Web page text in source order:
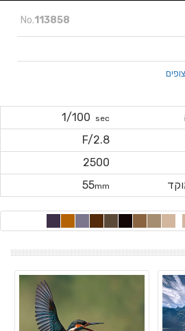
No.113858
sec
1/100
F/2.8
2500
55mm